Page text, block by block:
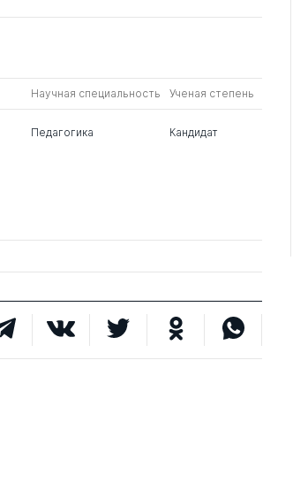
Научная специальность Ученая степень
Педагогика Кандидат